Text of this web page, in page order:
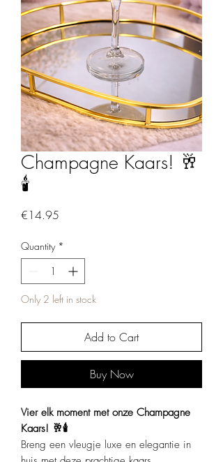
Champagne Kaars! 🥂
🕯️
€14.95
Quantity *
Only 2 left in stock
Add to Cart
Buy Now
Vier elk moment met onze Champagne
Kaars! 🥂🕯️
Breng een vleugje luxe en elegantie in